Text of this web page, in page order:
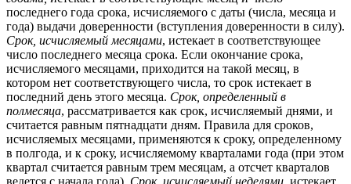
последнего года срока, исчисляемого с даты (числа, месяца и
года) выдачи доверенности (вступления доверенности в силу).
Срок, исчисляемый месяцами, истекает в соответствующее
число последнего месяца срока. Если окончание срока,
исчисляемого месяцами, приходится на такой месяц, в
котором нет соответствующего числа, то срок истекает в
последний день этого месяца. Срок, определенный в
полмесяца, рассматривается как срок, исчисляемый днями, и
считается равным пятнадцати дням. Правила для сроков,
исчисляемых месяцами, применяются к сроку, определенному
в полгода, и к сроку, исчисляемому кварталами года (при этом
квартал считается равным трем месяцам, а отсчет кварталов
ведется с начала года). Срок, исчисляемый неделями, истекает